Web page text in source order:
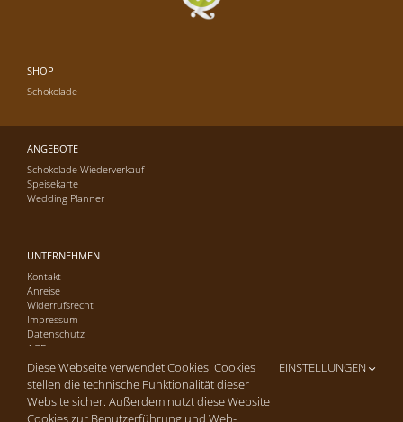
SHOP
Schokolade
ANGEBOTE
Schokolade Wiederverkauf
Speisekarte
Wedding Planner
UNTERNEHMEN
Kontakt
Anreise
Widerrufsrecht
Impressum
Datenschutz
AGB
Diese Webseite verwendet Cookies. Cookies
stellen die technische Funktionalität dieser
Website sicher. Außerdem nutzt diese Website
Cookies zur Benutzerführung und Web-
EINSTELLUNGEN